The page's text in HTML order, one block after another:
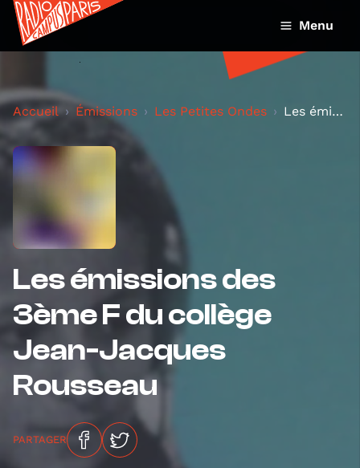
Menu
Accueil Émissions Les Petites Ondes Les émissions des 3ème F du collège Jean-Jacques R...
Les émissions des
3ème F du collège
Jean-Jacques
Rousseau
PARTAGER